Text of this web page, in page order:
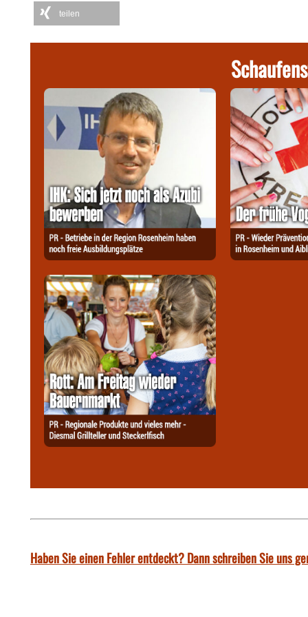
teilen
Haben Sie einen Fehler entdeckt? Dann schreiben Sie uns